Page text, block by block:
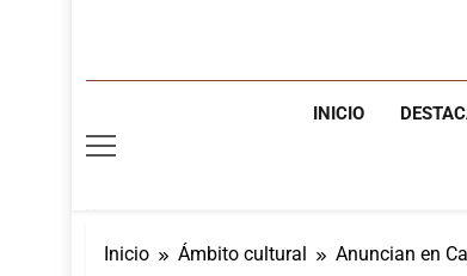
INICIO
Inicio Ámbito cultural Anuncian en